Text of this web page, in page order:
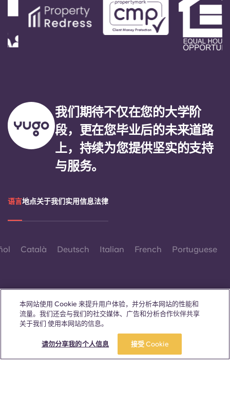
我们期待不仅在您的大学阶
段，更在您毕业后的未来道路
上，持续为您提供坚实的支持
与服务。
语言地点关于我们实用信息法律
Català Deutsch Italian French Portuguese
联系我们
本网站使用 Cookie 来提升用户体验，并分析本网站的性能和
流量。我们还会与我们的社交媒体、广告和分析合作伙伴共享
关于我们 使用本网站的信息。
请勿分享我的个人信息 接受 Cookie